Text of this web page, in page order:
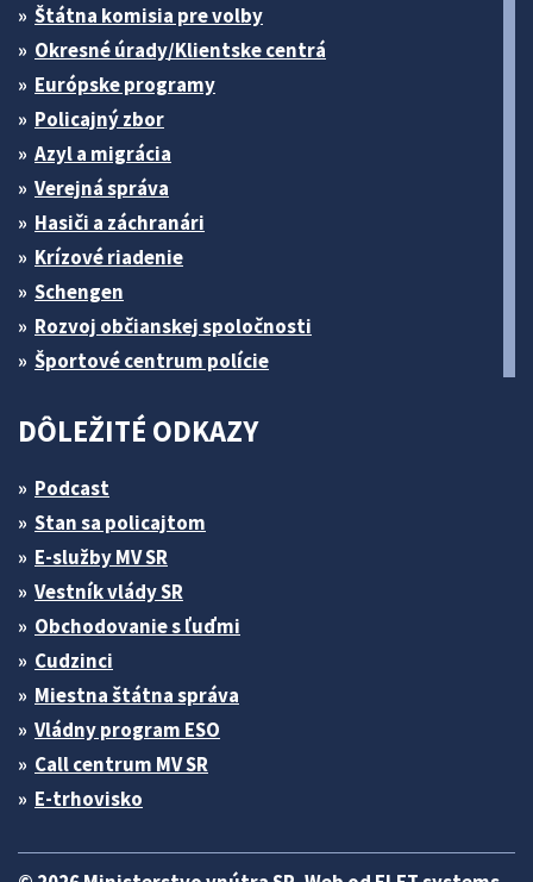
Štátna komisia pre volby
Okresné úrady/Klientske centrá
Európske programy
Policajný zbor
Azyl a migrácia
Verejná správa
Hasiči a záchranári
Krízové riadenie
Schengen
Rozvoj občianskej spoločnosti
Športové centrum polície
DÔLEŽITÉ ODKAZY
Podcast
Stan sa policajtom
E-služby MV SR
Vestník vlády SR
Obchodovanie s ľuďmi
Cudzinci
Miestna štátna správa
Vládny program ESO
Call centrum MV SR
E-trhovisko